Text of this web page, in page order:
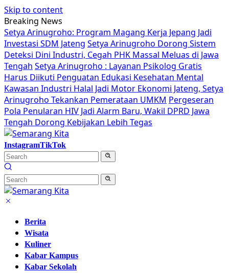
Skip to content
Breaking News
Setya Arinugroho: Program Magang Kerja Jepang Jadi
Investasi SDM Jateng Setya Arinugroho Dorong Sistem
Deteksi Dini Industri, Cegah PHK Massal Meluas di Jawa
Tengah Setya Arinugroho : Layanan Psikolog Gratis
Harus Diikuti Penguatan Edukasi Kesehatan Mental
Kawasan Industri Halal Jadi Motor Ekonomi Jateng, Setya
Arinugroho Tekankan Pemerataan UMKM Pergeseran
Pola Penularan HIV Jadi Alarm Baru, Wakil DPRD Jawa
Tengah Dorong Kebijakan Lebih Tegas
InstagramTikTok
Berita
Wisata
Kuliner
Kabar Kampus
Kabar Sekolah